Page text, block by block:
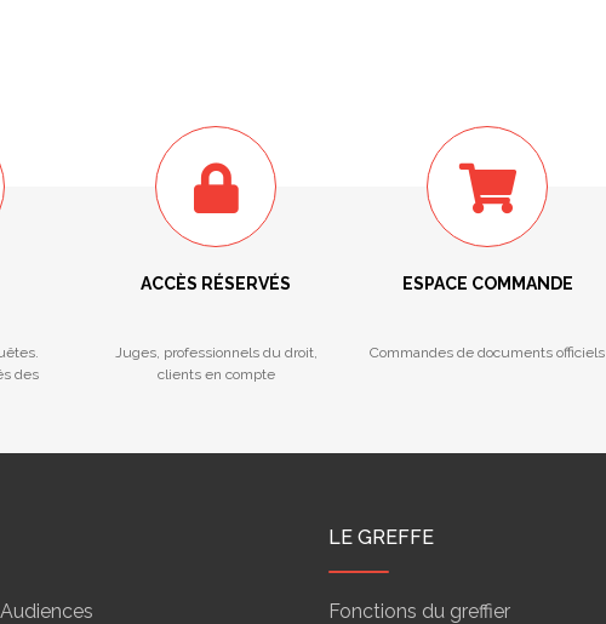
des
ACCÈS RÉSERVÉS
Juges, professionnels du droit,
clients en compte
ESPACE COMMANDE
Commandes de documents officiels
LE GREFFE
Fonctions du greffier